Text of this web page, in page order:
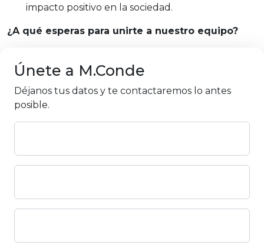
impacto positivo en la sociedad.
¿A qué esperas para unirte a nuestro equipo?
Únete a M.Conde
Déjanos tus datos y te contactaremos lo antes
posible.